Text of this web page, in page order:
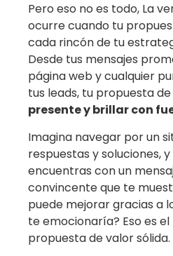
Pero eso no es todo, La
ocurre cuando tu
cada rincón de tu
Desde tus mensajes
página web y cualquier
tus leads, tu propuesta
presente y brillar con
Imagina navegar por un
respuestas y soluciones,
encuentras con un
convincente que te
puede mejorar gracias a
te emocionaría? Eso es
propuesta de valor sólida.